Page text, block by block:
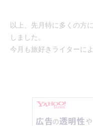
以上、先月特に多くの方
しました。
今月も旅好きライターに